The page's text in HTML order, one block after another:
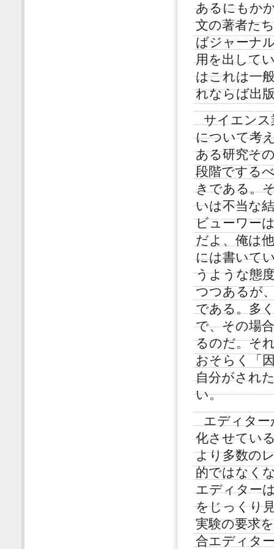
あるにもか
文の著者た
ばジャーナ
用を出して
はこれは一
れならば出
サイエン
について考
ある研究そ
段階でする
きである。
いは不当な
ビューワー
だよ、俺は
には書いて
うような態
つつあるが
である。多
で、その場
るのだ。そ
おそらく「
自分がされ
い。
エディタ
化させてい
より多数の
的ではなく
エディター
をじっくり
実験の要求
合エディタ